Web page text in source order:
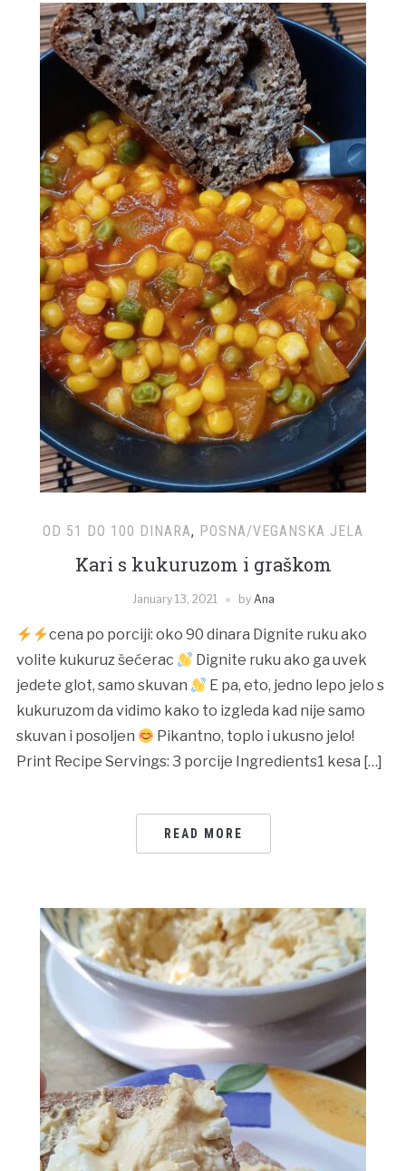
OD 51 DO 100 DINARA, POSNA/VEGANSKA JELA
Kari s kukuruzom i graškom
January 13, 2021 by Ana
cena po porciji: oko 90 dinara Dignite ruku ako
volite kukuruz šećerac
Dignite ruku ako ga uvek
jedete glot, samo skuvan
E pa, eto, jedno lepo jelo s
kukuruzom da vidimo kako to izgleda kad nije samo
skuvan i posoljen
Pikantno, toplo i ukusno jelo!
Print Recipe Servings: 3 porcije Ingredients1 kesa […]
READ MORE